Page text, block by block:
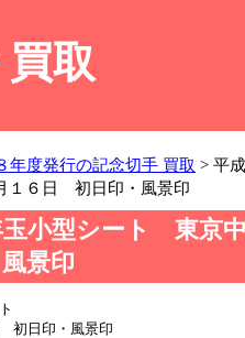
取
年度発行の記念切手 買取 > 平
１６日 初日印・風景印
小型シート 東京
景印
ト
初日印・風景印